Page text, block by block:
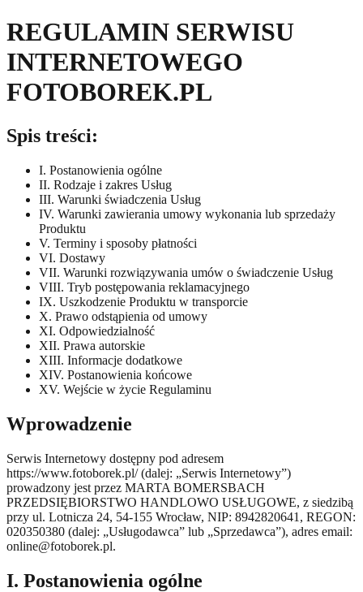
REGULAMIN SERWISU
INTERNETOWEGO
FOTOBOREK.PL
Spis treści:
I. Postanowienia ogólne
II. Rodzaje i zakres Usług
III. Warunki świadczenia Usług
IV. Warunki zawierania umowy wykonania lub sprzedaży
Produktu
V. Terminy i sposoby płatności
VI. Dostawy
VII. Warunki rozwiązywania umów o świadczenie Usług
VIII. Tryb postępowania reklamacyjnego
IX. Uszkodzenie Produktu w transporcie
X. Prawo odstąpienia od umowy
XI. Odpowiedzialność
XII. Prawa autorskie
XIII. Informacje dodatkowe
XIV. Postanowienia końcowe
XV. Wejście w życie Regulaminu
Wprowadzenie
Serwis Internetowy dostępny pod adresem
https://www.fotoborek.pl/ (dalej: „Serwis Internetowy”)
prowadzony jest przez MARTA BOMERSBACH
PRZEDSIĘBIORSTWO HANDLOWO USŁUGOWE, z siedzibą
przy ul. Lotnicza 24, 54-155 Wrocław, NIP: 8942820641, REGON:
020350380 (dalej: „Usługodawca” lub „Sprzedawca”), adres email:
online@fotoborek.pl.
I. Postanowienia ogólne